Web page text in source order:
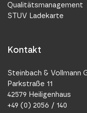
Qualitätsmanagement
STUV Ladekarte
Kontakt
Steinbach & Vollmann
Parkstraße 11
42579 Heiligenhaus
+49 (0) 2056 / 140